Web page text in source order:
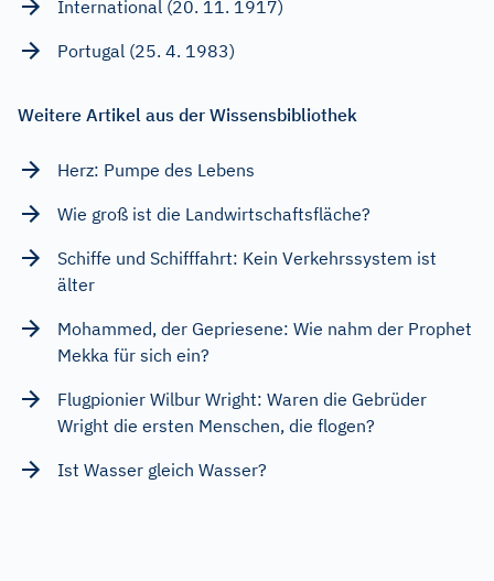
International (20. 11. 1917)
Portugal (25. 4. 1983)
Weitere Artikel aus der Wissensbibliothek
Herz: Pumpe des Lebens
Wie groß ist die Landwirtschaftsfläche?
Schiffe und Schifffahrt: Kein Verkehrssystem ist
älter
Mohammed, der Gepriesene: Wie nahm der Prophet
Mekka für sich ein?
Flugpionier Wilbur Wright: Waren die Gebrüder
Wright die ersten Menschen, die flogen?
Ist Wasser gleich Wasser?